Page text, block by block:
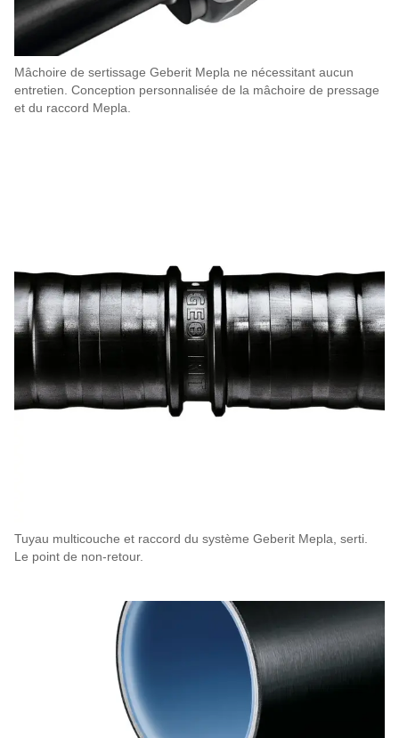
Mâchoire de sertissage Geberit Mepla ne nécessitant aucun
entretien. Conception personnalisée de la mâchoire de pressage
et du raccord Mepla.
Tuyau multicouche et raccord du système Geberit Mepla, serti.
Le point de non-retour.